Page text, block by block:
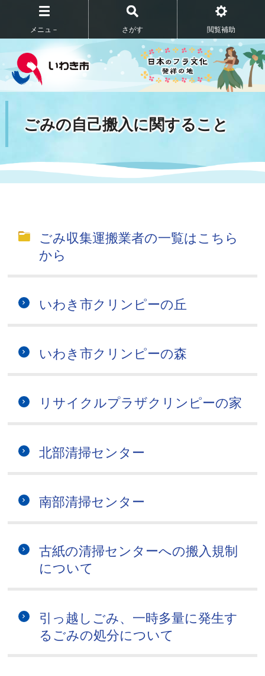
メニュ－ さがす 閲覧補助
ごみの自己搬入に関すること
ごみ収集運搬業者の一覧はこちら
から
いわき市クリンピーの丘
いわき市クリンピーの森
リサイクルプラザクリンピーの家
北部清掃センター
南部清掃センター
古紙の清掃センターへの搬入規制
について
引っ越しごみ、一時多量に発生す
るごみの処分について